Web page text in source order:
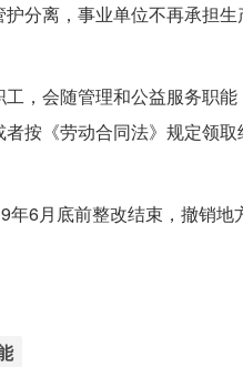
分离，事业单位不再承担
，会随管理和公益服务职
按《劳动合同法》规定领
6月底前整改结束，撤销地